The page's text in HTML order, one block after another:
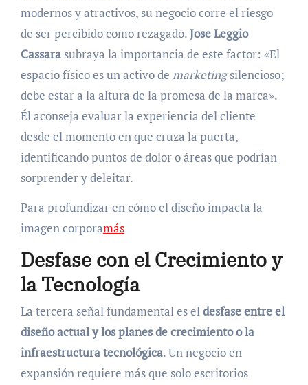
modernos y atractivos, su negocio corre el riesgo
de ser percibido como rezagado.Jose Leggio
Cassarasubraya la importancia de este factor: «El
espacio físico es un activo de marketingsilencioso;
debe estar a la altura de la promesa de la marca».
Él aconseja evaluar la experiencia del cliente
desde el momento en que cruza la puerta,
identificando puntos de dolor o áreas que podrían
sorprender y deleitar.
Para profundizar en cómo el diseño impacta la
imagen corporamás
Desfase con el Crecimiento y
la Tecnología
La tercera señal fundamental es eldesfase entre el
diseño actual y los planes de crecimiento o la
infraestructura tecnológica. Un negocio en
expansión requiere más que solo escritorios